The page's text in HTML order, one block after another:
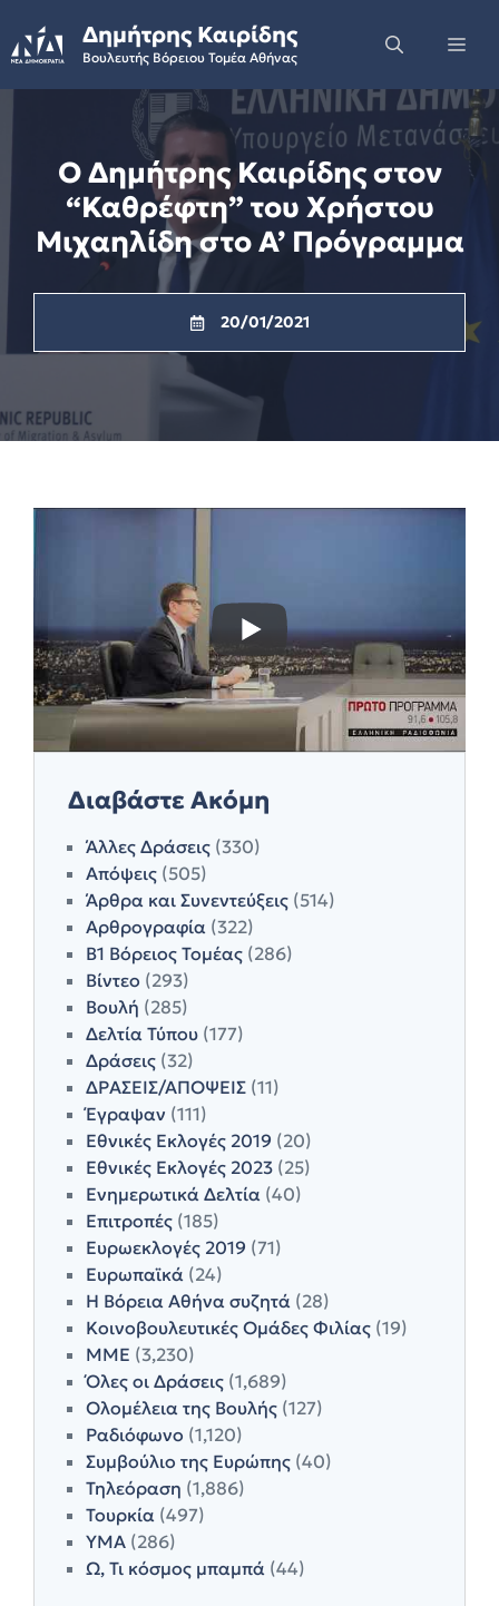
to
content
Δημήτρης Καιρίδης
Βουλευτής Βόρειου Τομέα Αθήνας
Ο Δημήτρης Καιρίδης στον
“Καθρέφτη” του Χρήστου
Μιχαηλίδη στο Α’ Πρόγραμμα
20/01/2021
Διαβάστε Ακόμη
Άλλες Δράσεις (330)
Απόψεις (505)
Άρθρα και Συνεντεύξεις (514)
Αρθρογραφία (322)
Β1 Βόρειος Τομέας (286)
Βίντεο (293)
Βουλή (285)
Δελτία Τύπου (177)
Δράσεις (32)
ΔΡΑΣΕΙΣ/ΑΠΟΨΕΙΣ (11)
Έγραψαν (111)
Εθνικές Εκλογές 2019 (20)
Εθνικές Εκλογές 2023 (25)
Ενημερωτικά Δελτία (40)
Επιτροπές (185)
Ευρωεκλογές 2019 (71)
Ευρωπαϊκά (24)
Η Βόρεια Αθήνα συζητά (28)
Κοινοβουλευτικές Ομάδες Φιλίας (19)
ΜΜΕ (3,230)
Όλες οι Δράσεις (1,689)
Ολομέλεια της Βουλής (127)
Ραδιόφωνο (1,120)
Συμβούλιο της Ευρώπης (40)
Τηλεόραση (1,886)
Τουρκία (497)
ΥΜΑ (286)
Ω, Τι κόσμος μπαμπά (44)